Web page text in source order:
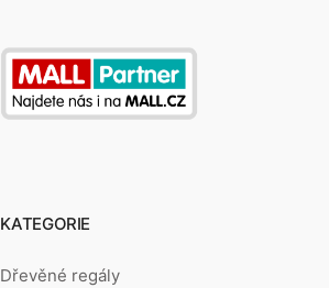
KATEGORIE
Dřevěné regály